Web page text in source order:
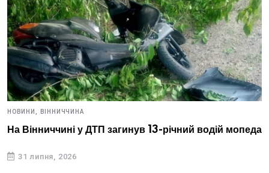
НОВИНИ, ВІННИЧЧИНА
На Вінниччині у ДТП загинув 13-річний водій мопеда
31 липня, 2026